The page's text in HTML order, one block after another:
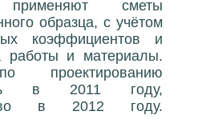
применяют сметы
образца, с учётом
коэффициентов и
работы и материалы.
проектированию
в 2011 году,
в 2012 году.